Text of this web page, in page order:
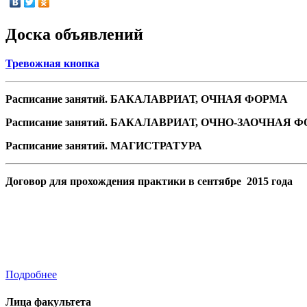
Доска объявлений
Тревожная кнопка
Расписание занятий. БАКАЛАВРИАТ, ОЧНАЯ ФОРМА
Расписание занятий. БАКАЛАВРИАТ, ОЧНО-ЗАОЧНАЯ
Расписание занятий. МАГИСТРАТУРА
Договор для прохождения практики в сентябре 2015 года
Подробнее
Лица факультета